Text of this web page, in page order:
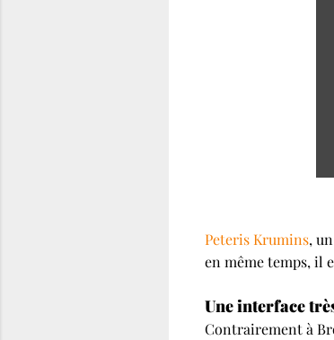
Peteris Krumins,
en même temps, il
Une interface
Contrairement à